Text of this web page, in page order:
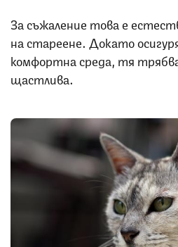
За съжаление това е
на стареене. Докато
комфортна среда, тя
щастлива.